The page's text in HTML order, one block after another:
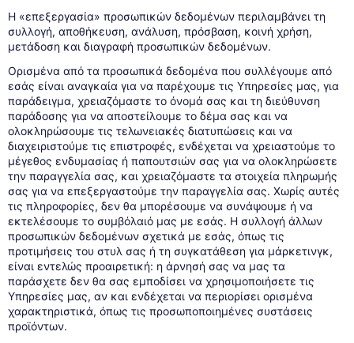
Η «επεξεργασία» προσωπικών δεδομένων περιλαμβάνει τη
συλλογή, αποθήκευση, ανάλυση, πρόσβαση, κοινή χρήση,
μετάδοση και διαγραφή προσωπικών δεδομένων.
Ορισμένα από τα προσωπικά δεδομένα που συλλέγουμε από
εσάς είναι αναγκαία για να παρέχουμε τις Υπηρεσίες μας, για
παράδειγμα, χρειαζόμαστε το όνομά σας και τη διεύθυνση
παράδοσης για να αποστείλουμε το δέμα σας και να
ολοκληρώσουμε τις τελωνειακές διατυπώσεις και να
διαχειριστούμε τις επιστροφές, ενδέχεται να χρειαστούμε το
μέγεθος ενδυμασίας ή παπουτσιών σας για να ολοκληρώσετε
την παραγγελία σας, και χρειαζόμαστε τα στοιχεία πληρωμής
σας για να επεξεργαστούμε την παραγγελία σας. Χωρίς αυτές
τις πληροφορίες, δεν θα μπορέσουμε να συνάψουμε ή να
εκτελέσουμε το συμβόλαιό μας με εσάς. Η συλλογή άλλων
προσωπικών δεδομένων σχετικά με εσάς, όπως τις
προτιμήσεις του στυλ σας ή τη συγκατάθεση για μάρκετινγκ,
είναι εντελώς προαιρετική: η άρνησή σας να μας τα
παράσχετε δεν θα σας εμποδίσει να χρησιμοποιήσετε τις
Υπηρεσίες μας, αν και ενδέχεται να περιορίσει ορισμένα
χαρακτηριστικά, όπως τις προσωποποιημένες συστάσεις
προϊόντων.